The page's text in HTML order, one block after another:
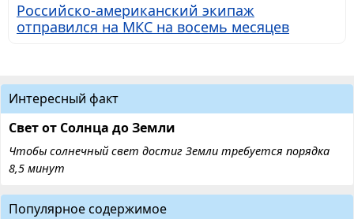
Российско-американский экипаж
отправился на МКС на восемь месяцев
Интересный факт
Свет от Солнца до Земли
Чтобы солнечный свет достиг Земли требуется порядка
8,5 минут
Популярное содержимое